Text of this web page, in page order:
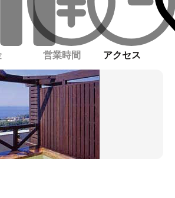
営業時間 アクセス